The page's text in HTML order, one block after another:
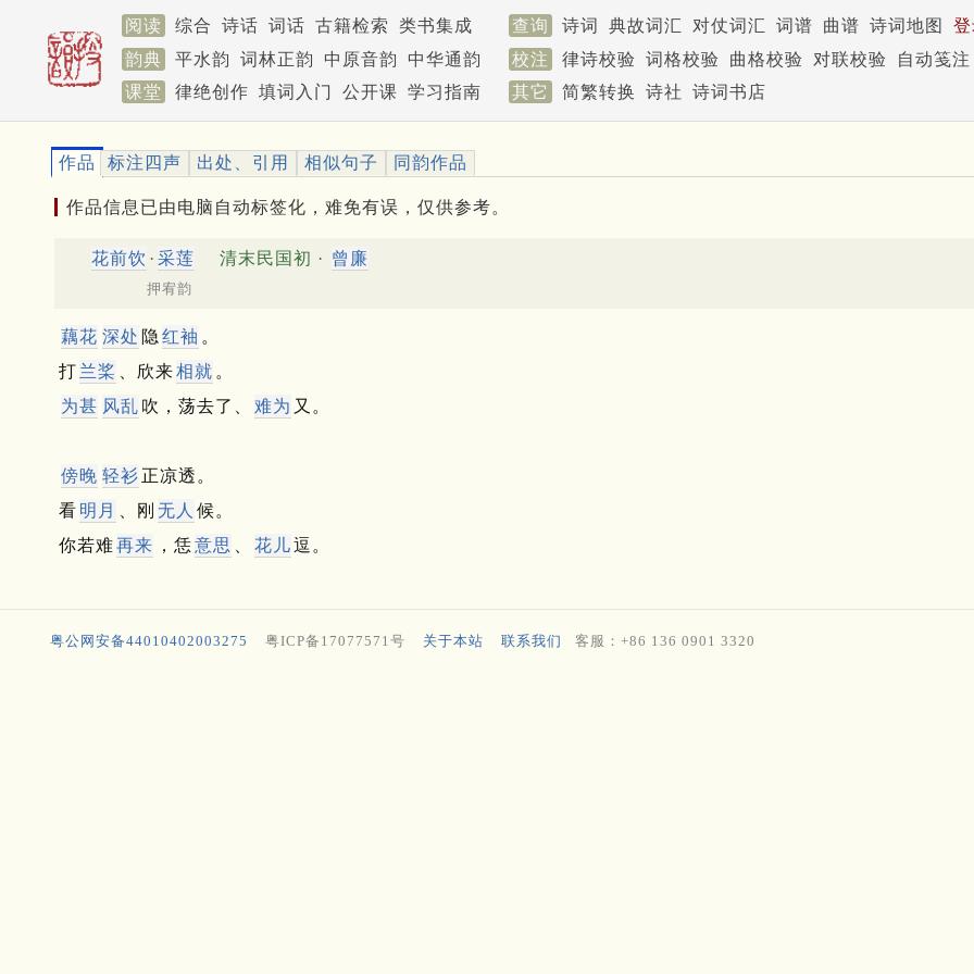
阅读 综合 诗话 词话 古籍检索 类书集成 查询 诗词 典故词汇 对仗词汇 词谱 曲谱 诗词地图
韵典
平水韵 词林正韵 中原音韵 中华通韵 校注 律诗校验 词格校验 曲格校验 对联校验
自动笺注
课堂
律绝创作 填词入门 公开课 学习指南 其它 简繁转换 诗社 诗词书店
作品 标注四声 出处、引用 相似句子 同韵作品
作品信息已由电脑自动标签化，难免有误，仅供参考。
花前饮 · 采莲 清末民国初 · 曾廉
押宥韵
藕花 深处 隐 红袖 。
打 兰桨 、欣来相就 。
为甚 风乱 吹，荡去了、 难为 又。
傍晚 轻衫 正凉透。
看 明月 、刚 无人 候。
你若难再来 ，恁意思 花儿逗。
粤公网安备44010402003275 粤ICP备17077571号 关于本站 联系我们 客服：+86 136 0901 3320